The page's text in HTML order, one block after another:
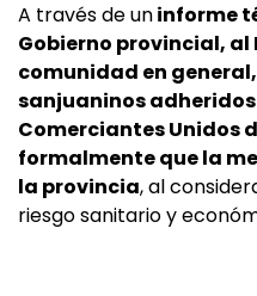
A través de uninforme
Gobierno provincial, al
comunidad en
sanjuaninos
Comerciantes Unidos
formalmente que la
la provincia, al
riesgo sanitario y